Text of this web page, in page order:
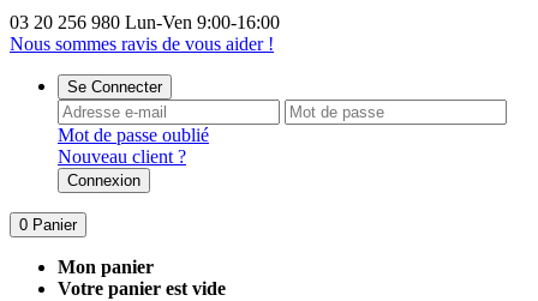
03 20 256 980 Lun-Ven 9:00-16:00
Nous sommes ravis de vous aider !
Se Connecter
Mot de passe oublié
Nouveau client ?
Connexion
0 Panier
Mon panier
Votre panier est vide